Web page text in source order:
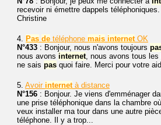
recevoir ni émettre dappels
Christine
4. Pas de téléphone mais internetOK
N°433 : Bonjour, nous n'avons toujours
nous avons internet, nous avons tous les
ne sais pas quoi faire. Merci pour votre
5. Avoir internetà distance
N°156 : Bonjour. Je viens d'emménager
une prise téléphonique dans la chambre
veux installer ma tour dans une autre
téléphone. Il y a trop...